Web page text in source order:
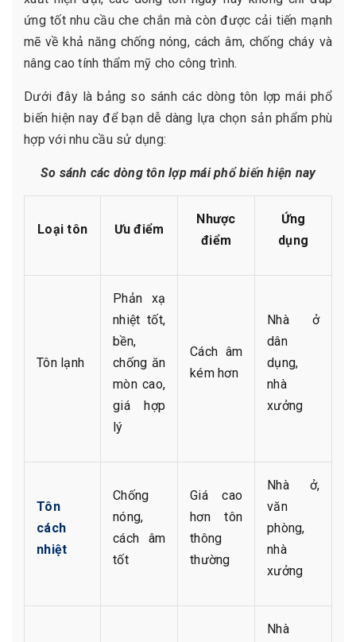
ứng tốt nhu cầu che chắn mà còn được cải tiến mạnh
mẽ về khả năng chống nóng, cách âm, chống cháy và
nâng cao tính thẩm mỹ cho công trình.
Dưới đây là bảng so sánh các dòng tôn lợp mái phổ
biến hiện nay để bạn dễ dàng lựa chọn sản phẩm phù
hợp với nhu cầu sử dụng:
So sánh các dòng tôn lợp mái phổ biến hiện nay
Loại tôn Ưu điểm
Nhược
điểm
Ứng
dụng
Tôn lạnh
Phản xạ
nhiệt tốt,
bền,
chống ăn
mòn cao,
giá hợp
lý
Cách âm
kém hơn
Nhà ở
dân
dụng,
nhà
xưởng
Tôn
cách
nhiệt
Chống
nóng,
cách âm
tốt
Giá cao
hơn tôn
thông
thường
Nhà ở,
văn
phòng,
nhà
xưởng
Nhà